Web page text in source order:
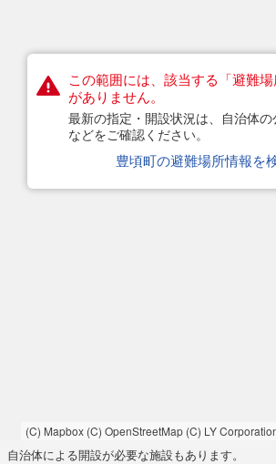
(C) Mapbox (C) OpenStreetMap (C) LY
この範囲には、該当する「避難
がありません。
最新の指定・開設状況は、自治体の
などをご確認ください。
豊頃町の避難場所情報を
自治体による開設が必要な施設もあります。